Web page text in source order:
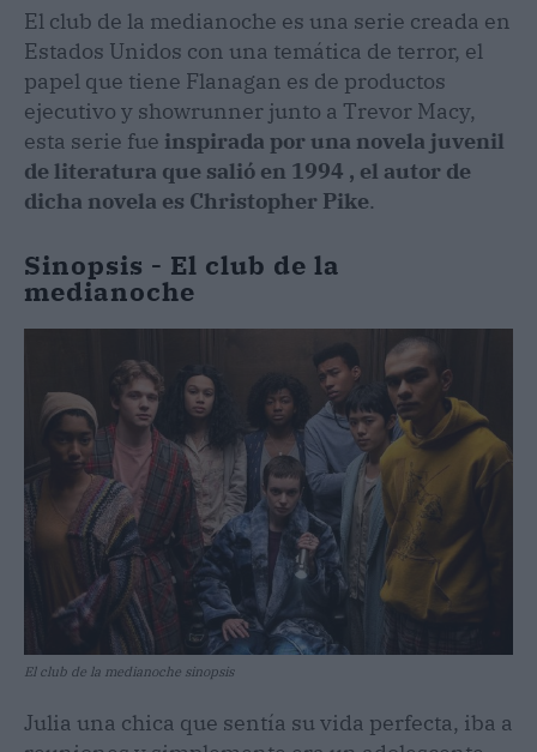
El club de la medianoche es una serie creada en
Estados Unidos con una temática de terror, el
papel que tiene Flanagan es de productos
ejecutivo y showrunner junto a Trevor Macy,
esta serie fue inspirada por una novela juvenil
de literatura que salió en 1994 , el autor de
dicha novela es Christopher Pike.
Sinopsis - El club de la
medianoche
El club de la medianoche sinopsis
Julia una chica que sentía su vida perfecta, iba a